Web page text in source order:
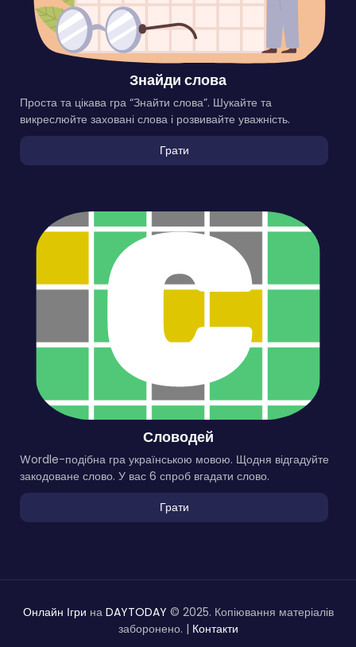
Знайди слова
Проста та цікава гра “Знайти слова”. Шукайте та
викреслюйте заховані слова і розвивайте уважність.
Грати
Словодей
Wordle-подібна гра українською мовою. Щодня відгадуйте
закодоване слово. У вас 6 спроб вгадати слово.
Грати
Онлайн Ігри на DAYTODAY © 2025. Копіювання матеріалів
заборонено. | Контакти